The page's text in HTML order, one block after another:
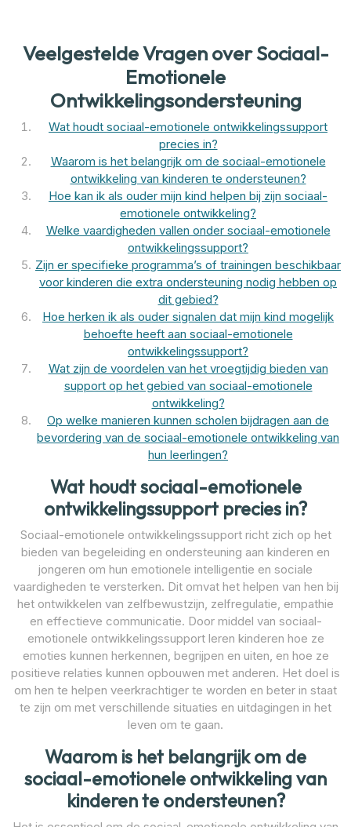
Veelgestelde Vragen over Sociaal-
Emotionele
Ontwikkelingsondersteuning
Wat houdt sociaal-emotionele ontwikkelingssupport
precies in?
Waarom is het belangrijk om de sociaal-emotionele
ontwikkeling van kinderen te ondersteunen?
Hoe kan ik als ouder mijn kind helpen bij zijn sociaal-
emotionele ontwikkeling?
Welke vaardigheden vallen onder sociaal-emotionele
ontwikkelingssupport?
Zijn er specifieke programma’s of trainingen beschikbaar
voor kinderen die extra ondersteuning nodig hebben op
dit gebied?
Hoe herken ik als ouder signalen dat mijn kind mogelijk
behoefte heeft aan sociaal-emotionele
ontwikkelingssupport?
Wat zijn de voordelen van het vroegtijdig bieden van
support op het gebied van sociaal-emotionele
ontwikkeling?
Op welke manieren kunnen scholen bijdragen aan de
bevordering van de sociaal-emotionele ontwikkeling van
hun leerlingen?
Wat houdt sociaal-emotionele
ontwikkelingssupport precies in?
Sociaal-emotionele ontwikkelingssupport richt zich op het
bieden van begeleiding en ondersteuning aan kinderen en
jongeren om hun emotionele intelligentie en sociale
vaardigheden te versterken. Dit omvat het helpen van hen bij
het ontwikkelen van zelfbewustzijn, zelfregulatie, empathie
en effectieve communicatie. Door middel van sociaal-
emotionele ontwikkelingssupport leren kinderen hoe ze
emoties kunnen herkennen, begrijpen en uiten, en hoe ze
positieve relaties kunnen opbouwen met anderen. Het doel is
om hen te helpen veerkrachtiger te worden en beter in staat
te zijn om met verschillende situaties en uitdagingen in het
leven om te gaan.
Waarom is het belangrijk om de
sociaal-emotionele ontwikkeling van
kinderen te ondersteunen?